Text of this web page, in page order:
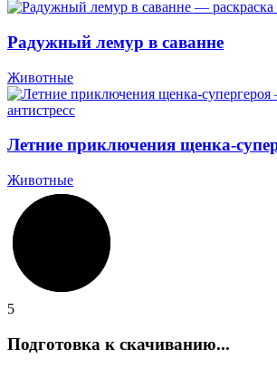
Радужный лемур в саванне
Животные
Летние приключения щенка-
Животные
5
Подготовка к скачиванию...